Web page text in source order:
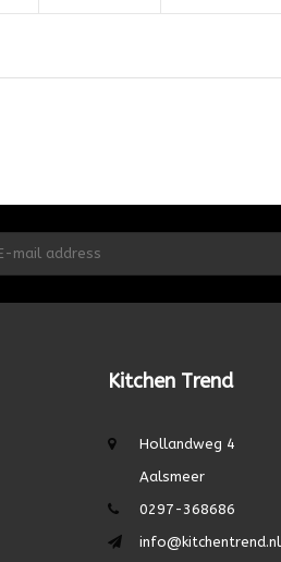
Kitchen Trend
Hollandweg 4
Aalsmeer
0297-368686
info@kitchentrend.nl